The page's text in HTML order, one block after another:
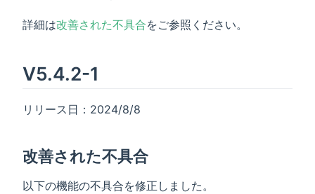
詳細は改善された不具合をご参照ください。
V5.4.2-1
リリース日：2024/8/8
改善された不具合
以下の機能の不具合を修正しました。